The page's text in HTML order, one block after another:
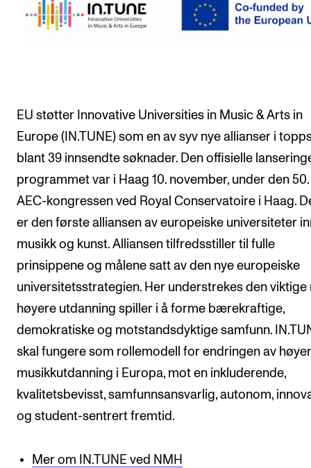
AKTUELT
INFO
Om Norges musikkhøgskole
Kontakt oss
For ansatte og studenter
EU støtter Innovative Universities in Music & Arts in
Europe (IN.TUNE) som en av syv nye allianser i
blant 39 innsendte søknader. Den offisielle
programmet var i Haag 10. november, under den
AEC-kongressen ved Royal Conservatoire i Haag.
er den første alliansen av europeiske universiteter
musikk og kunst. Alliansen tilfredsstiller til fulle
prinsippene og målene satt av den nye europeiske
universitetsstrategien. Her understrekes den viktige
høyere utdanning spiller i å forme bærekraftige,
demokratiske og motstandsdyktige samfunn.
skal fungere som rollemodell for endringen av
musikkutdanning i Europa, mot en inkluderende,
kvalitetsbevisst, samfunnsansvarlig, autonom,
og student-sentrert fremtid.
Mer om IN.TUNE ved NMH